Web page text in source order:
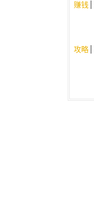
赚钱
攻略